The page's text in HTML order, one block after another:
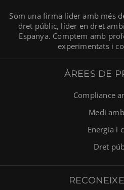
Som una firma líder amb més
dret públic, líder en dret
Espanya. Comptem amb
experimentats i
ÀREES DE
Compliance
Medi
Energia i
Dret